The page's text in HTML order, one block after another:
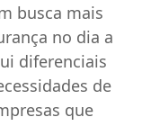
busca mais
no dia a
diferenciais
de
que